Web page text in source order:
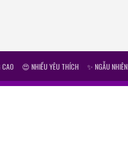
CAO 😍 NHIỀU YÊU THÍCH ✨ NGẪU NHIÊN